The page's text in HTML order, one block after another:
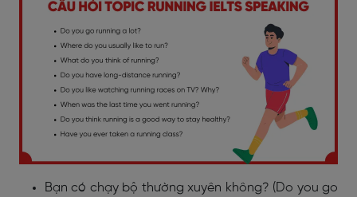
Bạn có chạy bộ thường xuyên không? (Do you go